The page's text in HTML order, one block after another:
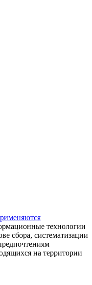
технологии
сбора, систематизации
на территории